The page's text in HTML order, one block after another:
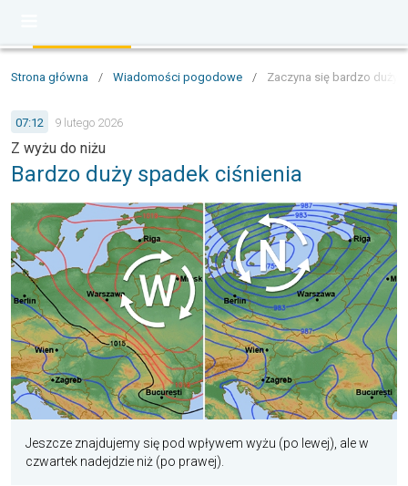
Strona główna / Wiadomości pogodowe / Zaczyna się bardzo duży
07:12 9 lutego 2026
Z wyżu do niżu
Bardzo duży spadek ciśnienia
Jeszcze znajdujemy się pod wpływem wyżu (po lewej), ale w
czwartek nadejdzie niż (po prawej).